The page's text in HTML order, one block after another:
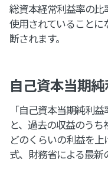
総資本経常利益率の
使用されていること
断されます。
自己資本当期
「自己資本当期純利
と、過去の収益のうち
どのくらいの利益を
式、財務省による最新